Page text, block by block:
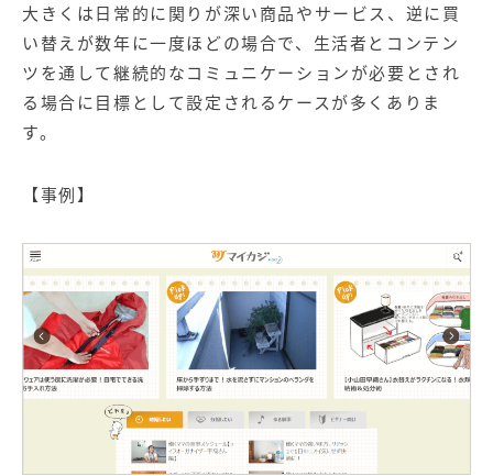
大きくは日常的に関りが深い商品やサービス、逆に買
い替えが数年に一度ほどの場合で、生活者とコンテン
ツを通して継続的なコミュニケーションが必要とされ
る場合に目標として設定されるケースが多くありま
す。
【事例】